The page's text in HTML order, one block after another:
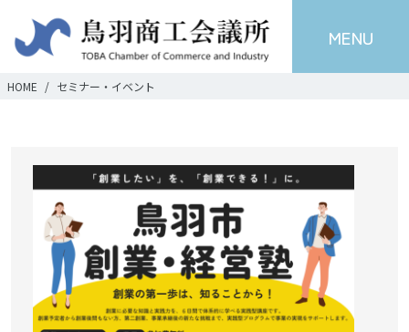
MENU
HOME セミナー・イベント